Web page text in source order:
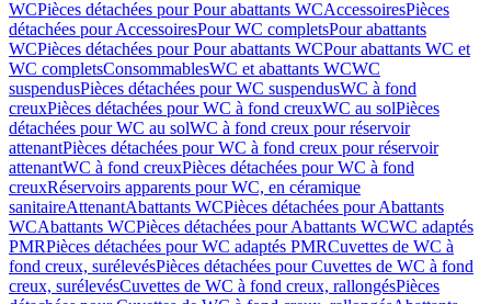
WCPièces détachées pour Pour abattants WCAccessoiresPièces
détachées pour AccessoiresPour WC completsPour abattants
WCPièces détachées pour Pour abattants WCPour abattants WC et
WC completsConsommablesWC et abattants WCWC
suspendusPièces détachées pour WC suspendusWC à fond
creuxPièces détachées pour WC à fond creuxWC au solPièces
détachées pour WC au solWC à fond creux pour réservoir
attenantPièces détachées pour WC à fond creux pour réservoir
attenantWC à fond creuxPièces détachées pour WC à fond
creuxRéservoirs apparents pour WC, en céramique
sanitaireAttenantAbattants WCPièces détachées pour Abattants
WCAbattants WCPièces détachées pour Abattants WCWC adaptés
PMRPièces détachées pour WC adaptés PMRCuvettes de WC à
fond creux, surélevésPièces détachées pour Cuvettes de WC à fond
creux, surélevésCuvettes de WC à fond creux, rallongésPièces